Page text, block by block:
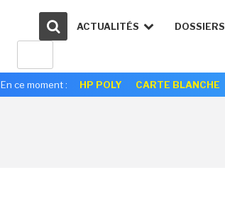
ACTUALITÉS DOSSIERS
En ce moment : HP POLY CARTE BLANCHE